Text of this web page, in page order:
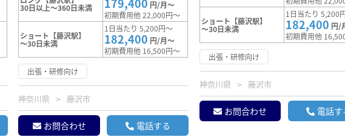
30日以上～360日未満
円/月～
初期費用他 22,000円～
ショート【藤沢駅】
～30日未満
1日当たり 5,200円～
182,400 円/月～
初期費用他 16,500円～
出張・研修向け
神奈川県 藤沢市
お問合わせ 電話する
ショート【藤沢駅】
～30日未満
1日当たり 5,200
182,400 円/
初期費用他
出張・研修向け
神奈川県 藤沢市
お問合わせ 電話す